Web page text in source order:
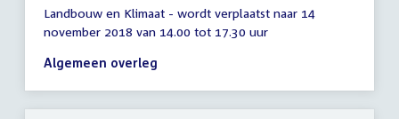
vergadering
14:00
-
uur
Landbouw en Klimaat - wordt verplaatst naar 14
november 2018 van 14.00 tot 17.30 uur
Algemeen overleg